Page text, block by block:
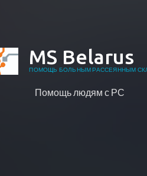
MS Belarus
ПОМОЩЬ БОЛЬНЫМ РАССЕЯННЫМ
Помощь людям с РС